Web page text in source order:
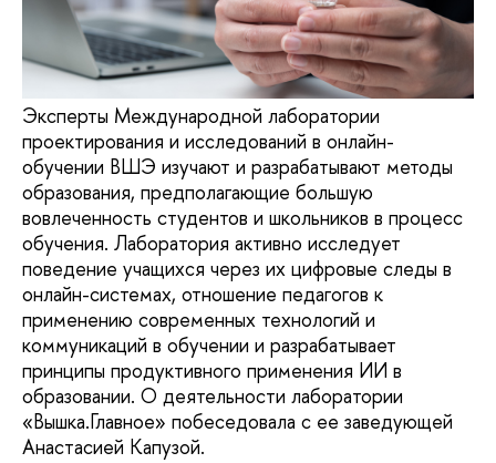
Эксперты Международной лаборатории
проектирования и исследований в онлайн-
обучении ВШЭ изучают и разрабатывают методы
образования, предполагающие большую
вовлеченность студентов и школьников в процесс
обучения. Лаборатория активно исследует
поведение учащихся через их цифровые следы в
онлайн-системах, отношение педагогов к
применению современных технологий и
коммуникаций в обучении и разрабатывает
принципы продуктивного применения ИИ в
образовании. О деятельности лаборатории
«Вышка.Главное» побеседовала с ее заведующей
Анастасией Капузой.